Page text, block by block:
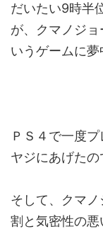
だいたい9時半
が、クマノジ
いうゲームに夢
ＰＳ４で一度
ヤジにあげたの
そして、クマ
割と気密性の